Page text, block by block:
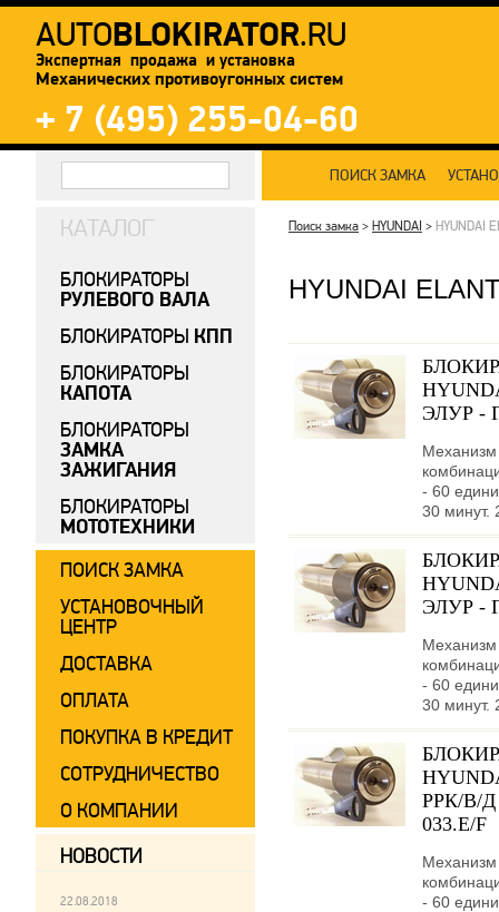
AUTOBLOKIRATOR.RU
Экспертная продажа и установка
Механических противоугонных систем
+ 7 (495) 255-04-60
ПОИСК ЗАМКА
Поиск замка > HYUNDAI > HYUNDAI
HYUNDAI
ЭЛУР -
Механизм
- 60
30 минут.
ЭЛУР -
Механизм
- 60
30 минут.
РРК/В/
033.E/F
Механизм
- 60
КАТАЛОГ
БЛОКИРАТОРЫ
РУЛЕВОГО ВАЛА
БЛОКИРАТОРЫ КПП
БЛОКИРАТОРЫ
КАПОТА
БЛОКИРАТОРЫ
ЗАМКА
ЗАЖИГАНИЯ
БЛОКИРАТОРЫ
МОТОТЕХНИКИ
ПОИСК ЗАМКА
УСТАНОВОЧНЫЙ
ЦЕНТР
ДОСТАВКА
ОПЛАТА
ПОКУПКА В КРЕДИТ
СОТРУДНИЧЕСТВО
О КОМПАНИИ
НОВОСТИ
22.08.2018